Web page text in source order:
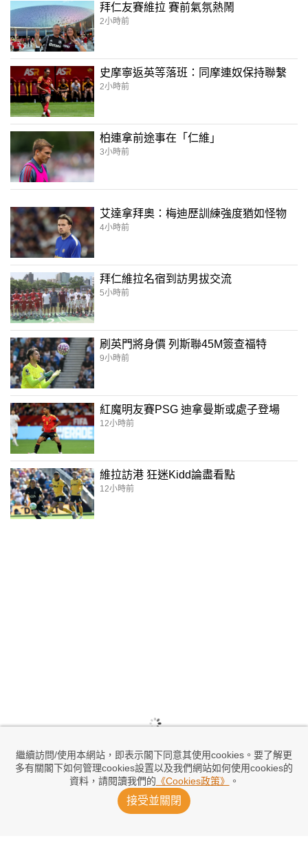
繼續訪問/使用本網站，即表示閣下同意其使用cookies。要了解更
多有關閣下如何管理cookies設置以及我們網站如何使用cookies的
資料，請閱讀我們的 《Cookies政策》 。
接受並關閉
拜仁友賽維拉 賽前氣氛熱鬧
2小時前
史摩寧返英等落班：同摩連奴保持聯繫
2小時前
柏連拿前途事在「仁維」
3小時前
艾達拿拜奧：梅迪歷訓練強度猶如怪物
4小時前
拜仁維拉名宿到訪男拔交流
5小時前
刷英門將身價 列斯聯45M簽查福特
9小時前
紅魔明友賽PSG 迪拿曼斯或處子登場
12小時前
維拉訪港 狂迷Kidd論盡看點
12小時前